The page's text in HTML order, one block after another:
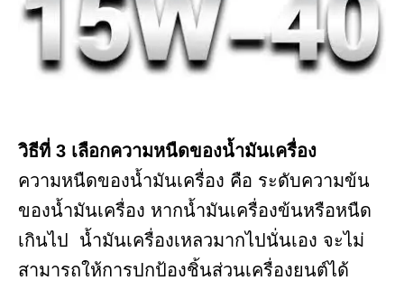
วิธีที่ 3 เลือกความหนืดของน้ำมันเครื่อง
ความหนืดของน้ำมันเครื่อง คือ ระดับความข้น
ของน้ำมันเครื่อง หากน้ำมันเครื่องข้นหรือหนืด
เกินไป น้ำมันเครื่องเหลวมากไปนั่นเอง จะไม่
สามารถให้การปกป้องชิ้นส่วนเครื่องยนต์ได้